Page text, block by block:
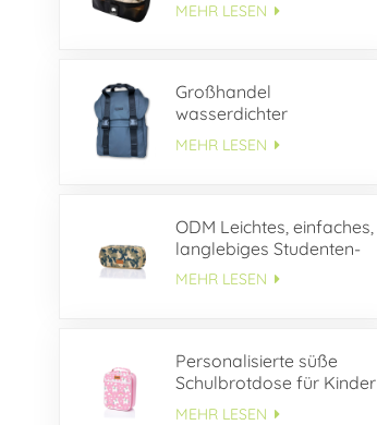
MEHR LESEN
Großhandel
wasserdichter
Lederrucksack mit
Schnallenklappe
MEHR LESEN
ODM Leichtes, einfaches,
langlebiges Studenten-
Federmäppchen aus
Segeltuch
MEHR LESEN
Personalisierte süße
Schulbrotdose für Kinder
MEHR LESEN